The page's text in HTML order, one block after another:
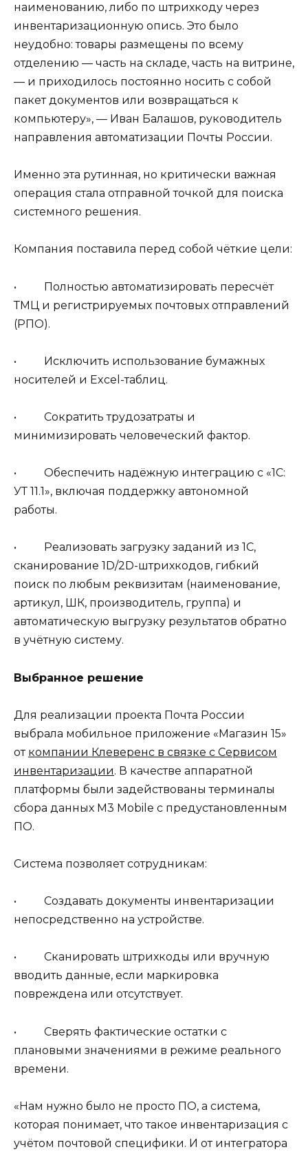
наименованию, либо по штрихкоду через
инвентаризационную опись. Это было
неудобно: товары размещены по всему
отделению — часть на складе, часть на витрине,
— и приходилось постоянно носить с собой
пакет документов или возвращаться к
компьютеру», — Иван Балашов, руководитель
направления автоматизации Почты России.
Именно эта рутинная, но критически важная
операция стала отправной точкой для поиска
системного решения.
Компания поставила перед собой чёткие цели:
• Полностью автоматизировать пересчёт
ТМЦ и регистрируемых почтовых отправлений
(РПО).
• Исключить использование бумажных
носителей и Excel-таблиц.
• Сократить трудозатраты и
минимизировать человеческий фактор.
• Обеспечить надёжную интеграцию с «1С:
УТ 11.1», включая поддержку автономной
работы.
• Реализовать загрузку заданий из 1С,
сканирование 1D/2D-штрихкодов, гибкий
поиск по любым реквизитам (наименование,
артикул, ШК, производитель, группа) и
автоматическую выгрузку результатов обратно
в учётную систему.
Выбранное решение
Для реализации проекта Почта России
выбрала мобильное приложение «Магазин 15»
от компании Клеверенс в связке с Сервисом
инвентаризации. В качестве аппаратной
платформы были задействованы терминалы
сбора данных M3 Mobile с предустановленным
ПО.
Система позволяет сотрудникам:
• Создавать документы инвентаризации
непосредственно на устройстве.
• Сканировать штрихкоды или вручную
вводить данные, если маркировка
повреждена или отсутствует.
• Сверять фактические остатки с
плановыми значениями в режиме реального
времени.
«Нам нужно было не просто ПО, а система,
которая понимает, что такое инвентаризация с
учётом почтовой специфики. И от интегратора